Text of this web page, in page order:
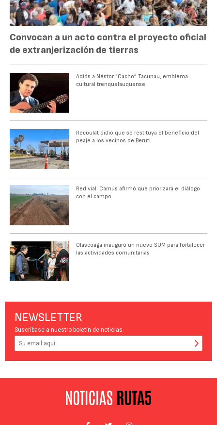
Convocan a un acto contra el proyecto oficial
de extranjerización de tierras
Adiós a Néstor “Cacho” Tacunau, emblema
cultural trenquelauquense
Recoulat pidió que se restituya el beneficio del
peaje a los vecinos de Beruti
Red vial: Camús afirmó que priorizará el diálogo
con el campo
Olascoaga inauguró un nuevo SUM para fortalecer
las actividades comunitarias
NEWSLETTER
Suscríbase a nuestro boletín de noticias